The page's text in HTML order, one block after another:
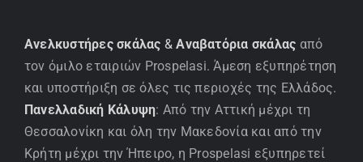
Ανελκυστήρες σκάλας &Αναβατόρια σκάλας από
τον όμιλο εταιριών Prospelasi. Άμεση εξυπηρέτηση
και υποστήριξη σε όλες τις περιοχές της Ελλάδος.
Πανελλαδική Κάλυψη: Από την Αττική μέχρι τη
Θεσσαλονίκη και όλη την Μακεδονία και από την
Κρήτη μέχρι την Ήπειρο, η Prospelasi εξυπηρετεί